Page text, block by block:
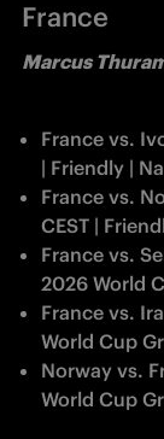
France
Marcus
France vs.
| Friendly |
France vs.
CEST |
France vs.
2026 World
France vs.
World Cup
Norway vs.
World Cup